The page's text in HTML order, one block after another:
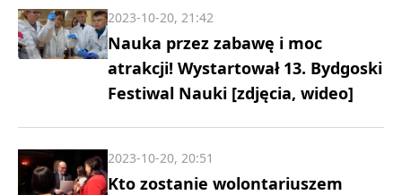
Nauka przez zabawę i moc
atrakcji! Wystartował 13. Bydgoski
Festiwal Nauki [zdjęcia, wideo]
2023-10-20, 21:42
Kto zostanie wolontariuszem
2023-10-20, 20:51